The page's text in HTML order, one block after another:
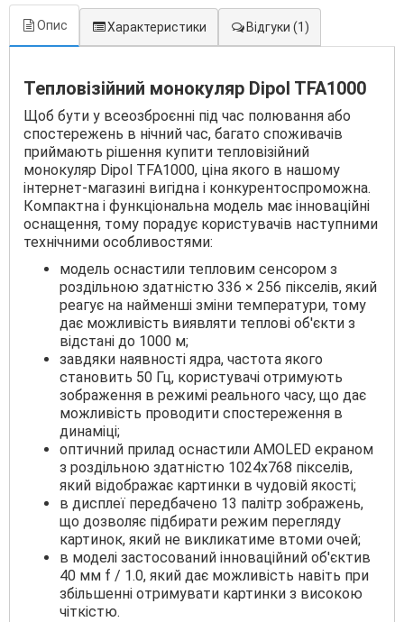
Опис Характеристики Відгуки (1)
Тепловізійний монокуляр Dipol TFA1000
Щоб бути у всеозброєнні під час полювання або
спостережень в нічний час, багато споживачів
приймають рішення купити тепловізійний
монокуляр Dipol TFA1000, ціна якого в нашому
інтернет-магазині вигідна і конкурентоспроможна.
Компактна і функціональна модель має інноваційні
оснащення, тому порадує користувачів наступними
технічними особливостями:
модель оснастили тепловим сенсором з
роздільною здатністю 336 × 256 пікселів, який
реагує на найменші зміни температури, тому
дає можливість виявляти теплові об'єкти з
відстані до 1000 м;
завдяки наявності ядра, частота якого
становить 50 Гц, користувачі отримують
зображення в режимі реального часу, що дає
можливість проводити спостереження в
динаміці;
оптичний прилад оснастили AMOLED екраном
з роздільною здатністю 1024х768 пікселів,
який відображає картинки в чудовій якості;
в дисплеї передбачено 13 палітр зображень,
що дозволяє підбирати режим перегляду
картинок, який не викликатиме втоми очей;
в моделі застосований інноваційний об'єктив
40 мм f / 1.0, який дає можливість навіть при
збільшенні отримувати картинки з високою
чіткістю.